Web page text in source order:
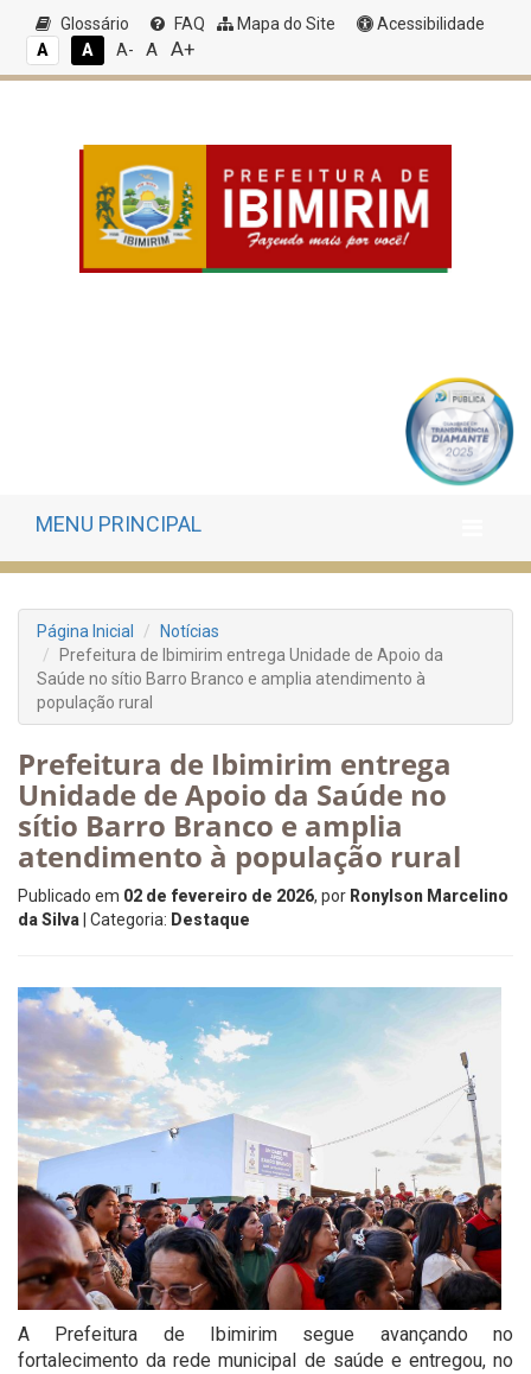
Glossário FAQ Mapa do Site
Acessibilidade
A
A A- A A+
MENU PRINCIPAL
Página Inicial
Notícias
Prefeitura de Ibimirim entrega Unidade de Apoio da
Saúde no sítio Barro Branco e amplia atendimento à
população rural
Prefeitura de Ibimirim entrega
Unidade de Apoio da Saúde no
sítio Barro Branco e amplia
atendimento à população rural
Publicado em 02 de fevereiro de 2026, por Ronylson Marcelino
da Silva | Categoria: Destaque
A Prefeitura de Ibimirim segue avançando no
fortalecimento da rede municipal de saúde e entregou, no